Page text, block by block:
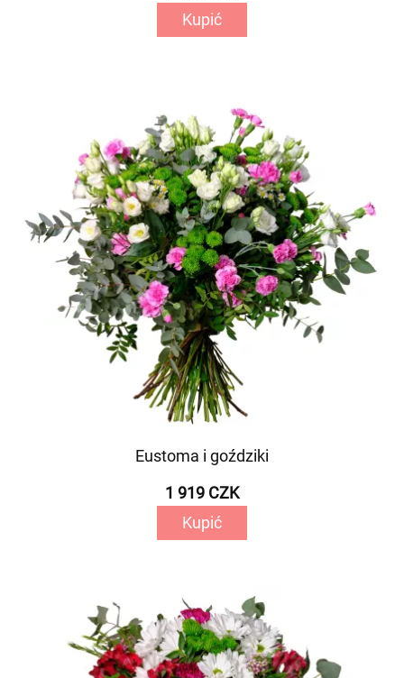
Kupić
Eustoma i goździki
1 919 CZK
Kupić